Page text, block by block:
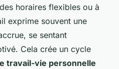
horaires flexibles ou à
exprime souvent une
se sentant
Cela crée un cycle
travail-vie personnelle